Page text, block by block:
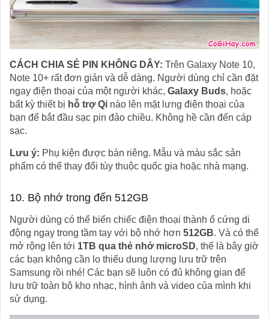
CÁCH CHIA SẺ PIN KHÔNG DÂY: Trên Galaxy Note 10,
Note 10+ rất đơn giản và dễ dàng. Người dùng chỉ cần đặt
ngay điện thoại của một người khác, Galaxy Buds, hoặc
bất kỳ thiết bị hỗ trợ Qi nào lên mặt lưng điện thoại của
bạn để bắt đầu sạc pin đảo chiều. Không hề cần đến cáp
sạc.
Lưu ý: Phụ kiện được bán riêng. Mẫu và màu sắc sản
phẩm có thể thay đổi tùy thuộc quốc gia hoặc nhà mạng.
10. Bộ nhớ trong đến 512GB
Người dùng có thể biến chiếc điện thoại thành ổ cứng di
động ngay trong tầm tay với bộ nhớ hơn 512GB. Và có thể
mở rộng lên tới 1TB qua thẻ nhớ microSD, thế là bây giờ
các bạn không cần lo thiếu dung lượng lưu trữ trên
Samsung rồi nhé! Các bạn sẽ luôn có đủ không gian để
lưu trữ toàn bộ kho nhạc, hình ảnh và video của mình khi
sử dụng.